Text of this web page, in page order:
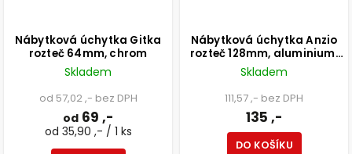
Nábytková úchytka Gitka
rozteč 64mm, chrom
Skladem
od 57,02 ,- bez DPH
od 69 ,-
od 35,90 ,- / 1 ks
Nábytková úchytka Anzio
rozteč 128mm, aluminium,
matná černá
Skladem
111,57 ,- bez DPH
135 ,-
DO KOŠÍKU